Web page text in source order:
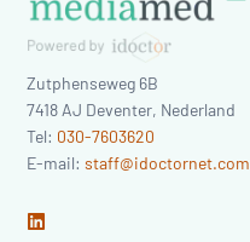
Zutphenseweg 6B
7418 AJ Deventer, Nederland
Tel: 030-7603620
E-mail:staff@idoctornet.com